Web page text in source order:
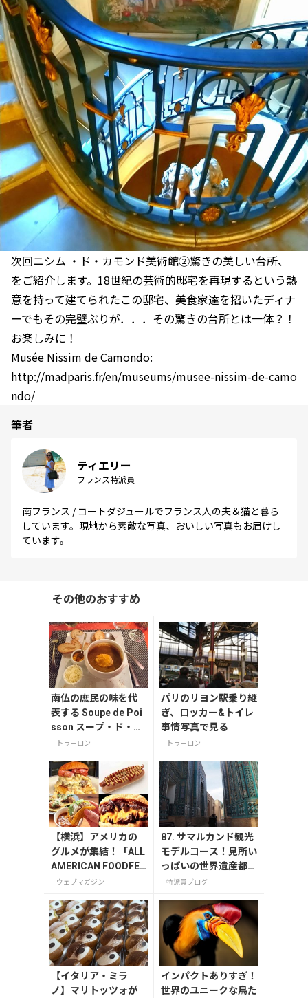
次回ニシム ・ド・カモンド美術館②驚きの美しい台所、
をご紹介します。18世紀の芸術的邸宅を再現するという熱
意を持って建てられたこの邸宅、美食家達を招いたディナ
ーでもその完璧ぶりが．．．その驚きの台所とは一体？！
お楽しみに！
Musée Nissim de Camondo:
http://madparis.fr/en/museums/musee-nissim-de-camo
ndo/
筆者
ティエリー
フランス特派員
南フランス / コートダジュールでフランス人の夫＆猫と暮ら
しています。現地から素敵な写真、おいしい写真もお届けし
ています。
その他のおすすめ
南仏の庶民の味を代
表する Soupe de Poi
sson スープ・ド・ポ
ワソン、魚のスープで
トゥーロン
パリのリヨン駅乗り継
ぎ、ロッカー&トイレ
事情写真で見る
トゥーロン
【横浜】アメリカの
グルメが集結！「ALL
AMERICAN FOODFES
TIVAL ’25」が11月15
ウェブマガジン
87. サマルカンド観光
モデルコース！見所い
っぱいの世界遺産都市
を満喫するおすすめプ
特派員ブログ
【イタリア・ミラ
ノ】マリトッツォが
インパクトありすぎ！
世界のユニークな鳥た